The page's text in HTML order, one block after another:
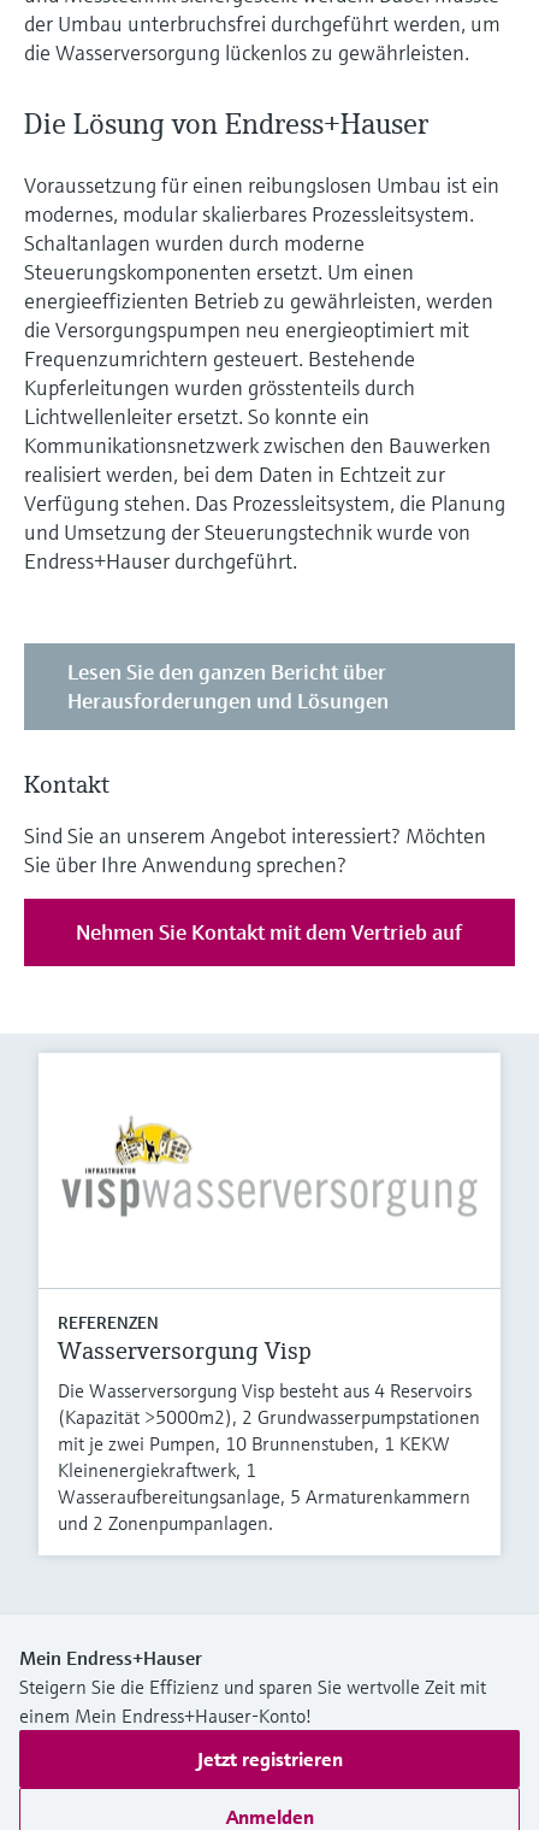
der Umbau unterbruchsfrei durchgeführt werden, um
die Wasserversorgung lückenlos zu gewährleisten.
Die Lösung von Endress+Hauser
Voraussetzung für einen reibungslosen Umbau ist ein
modernes, modular skalierbares Prozessleitsystem.
Schaltanlagen wurden durch moderne
Steuerungskomponenten ersetzt. Um einen
energieeffizienten Betrieb zu gewährleisten, werden
die Versorgungspumpen neu energieoptimiert mit
Frequenzumrichtern gesteuert. Bestehende
Kupferleitungen wurden grösstenteils durch
Lichtwellenleiter ersetzt. So konnte ein
Kommunikationsnetzwerk zwischen den Bauwerken
realisiert werden, bei dem Daten in Echtzeit zur
Verfügung stehen. Das Prozessleitsystem, die Planung
und Umsetzung der Steuerungstechnik wurde von
Endress+Hauser durchgeführt.
Lesen Sie den ganzen Bericht über
Herausforderungen und Lösungen
Kontakt
Sind Sie an unserem Angebot interessiert? Möchten
Sie über Ihre Anwendung sprechen?
Nehmen Sie Kontakt mit dem Vertrieb auf
REFERENZEN
Wasserversorgung Visp
Die Wasserversorgung Visp besteht aus 4 Reservoirs
(Kapazität >5000m2), 2 Grundwasserpumpstationen
mit je zwei Pumpen, 10 Brunnenstuben, 1 KEKW
Kleinenergiekraftwerk, 1
Wasseraufbereitungsanlage, 5 Armaturenkammern
und 2 Zonenpumpanlagen.
Mein Endress+Hauser
Steigern Sie die Effizienz und sparen Sie wertvolle Zeit mit
einem Mein Endress+Hauser-Konto!
Jetzt registrieren
Anmelden